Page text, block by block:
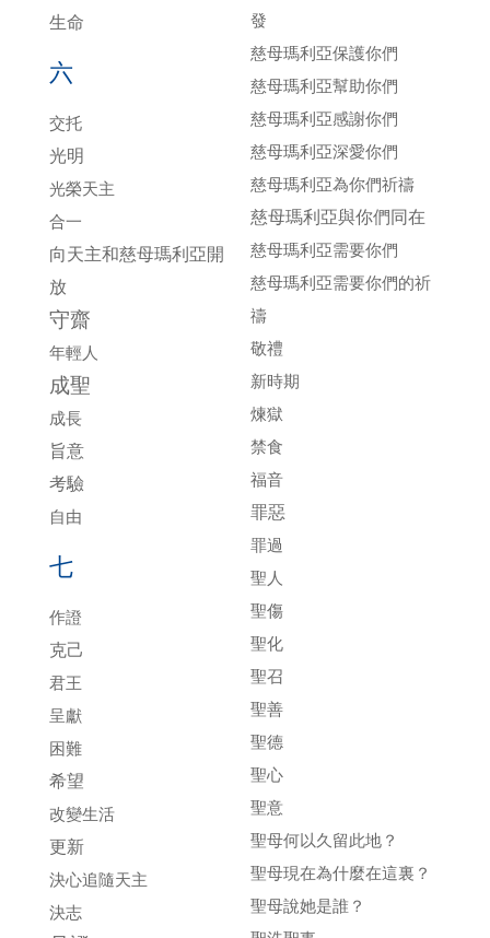
生命
六
交托
光明
光榮天主
合一
向天主和慈母瑪利亞開
放
守齋
年輕人
成聖
成長
旨意
考驗
自由
七
作證
克己
君王
呈獻
困難
希望
改變生活
更新
決心追隨天主
決志
發
慈母瑪利亞保護你們
慈母瑪利亞幫助你們
慈母瑪利亞感謝你們
慈母瑪利亞深愛你們
慈母瑪利亞為你們祈禱
慈母瑪利亞與你們同在
慈母瑪利亞需要你們
慈母瑪利亞需要你們的祈
禱
敬禮
新時期
煉獄
禁食
福音
罪惡
罪過
聖人
聖傷
聖化
聖召
聖善
聖德
聖心
聖意
聖母何以久留此地？
聖母現在為什麼在這裏？
聖母說她是誰？